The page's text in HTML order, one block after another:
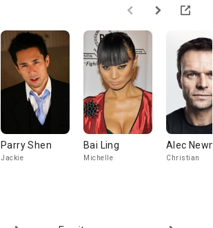
Parry Shen
Jackie
Bai Ling
Michelle
Alec
Christian